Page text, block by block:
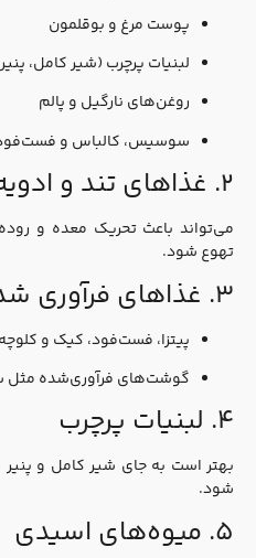
پوست مرغ و بوقلمون
لبنیات پرچرب (شیر کامل، پنیر
روغن‌های نارگیل و پالم
سوسیس، کالباس و فست‌فود
می‌تواند باعث تحریک معده و روده
تهوع شود.
پیتزا، فست‌فود، کیک و کلوچه
گوشت‌های فرآوری‌شده مثل
بهتر است به جای شیر کامل و پنیر
شود.